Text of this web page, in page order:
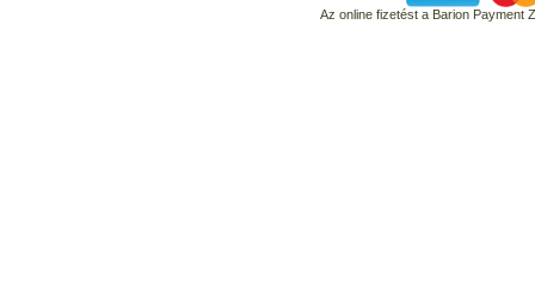
Az online fizetést a Barion Payment